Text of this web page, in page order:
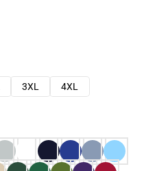
3XL
4XL